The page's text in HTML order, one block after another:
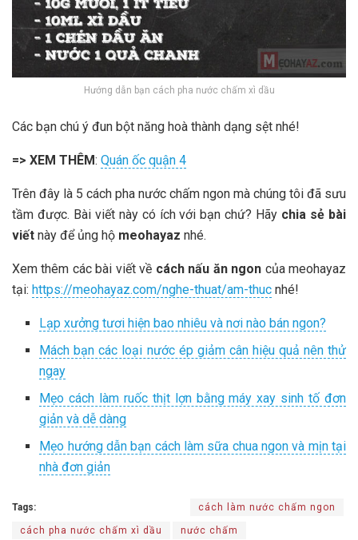
Hướng dẫn bạn cách pha nước chấm xì dầu
Các bạn chú ý đun bột năng hoà thành dạng sệt nhé!
=> XEM THÊM: Quán ốc quận 4
Trên đây là 5 cách pha nước chấm ngon mà chúng tôi đã sưu
tầm được. Bài viết này có ích với bạn chứ? Hãy chia sẻ bài
viết này để ủng hộ meohayaz nhé.
Xem thêm các bài viết về cách nấu ăn ngon của meohayaz
tại: https://meohayaz.com/nghe-thuat/am-thuc nhé!
Lạp xưởng tươi hiện bao nhiêu và nơi nào bán ngon?
Mách bạn các loại nước ép giảm cân hiệu quả nên thử
ngay
Mẹo cách làm ruốc thịt lợn bằng máy xay sinh tố đơn
giản và dễ dàng
Mẹo hướng dẫn bạn cách làm sữa chua ngon và mịn tại
nhà đơn giản
Tags: cách làm nước chấm ngon
cách pha nước chấm xì dầu nước chấm